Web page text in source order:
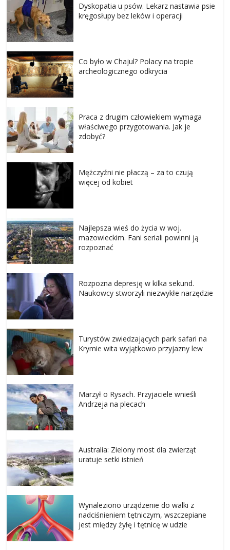
Dyskopatia u psów. Lekarz nastawia psie
kręgosłupy bez leków i operacji
Co było w Chajul? Polacy na tropie
archeologicznego odkrycia
Praca z drugim człowiekiem wymaga
właściwego przygotowania. Jak je
zdobyć?
Mężczyźni nie płaczą – za to czują
więcej od kobiet
Najlepsza wieś do życia w woj.
mazowieckim. Fani seriali powinni ją
rozpoznać
Rozpozna depresję w kilka sekund.
Naukowcy stworzyli niezwykłe narzędzie
Turystów zwiedzających park safari na
Krymie wita wyjątkowo przyjazny lew
Marzył o Rysach. Przyjaciele wnieśli
Andrzeja na plecach
Australia: Zielony most dla zwierząt
uratuje setki istnień
Wynaleziono urządzenie do walki z
nadciśnieniem tętniczym, wszczepiane
jest między żyłę i tętnicę w udzie